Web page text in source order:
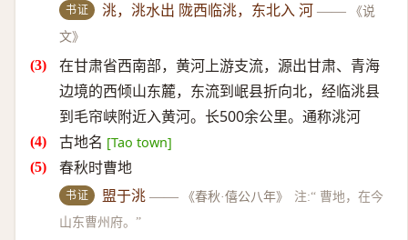
书证 洮，洮水出 陇西临洮，东北入 河 ——
《说
文》
在甘肃省西南部，黄河上游支流，源出甘肃、青海
边境的西倾山东麓，东流到岷县折向北，经临洮县
到毛帘峡附近入黄河。长500余公里。通称洮河
古地名 [Tao town]
春秋时曹地
书证 盟于洮 —— 《春秋·僖公八年》
注:“ 曹地，在今
山东曹州府。”